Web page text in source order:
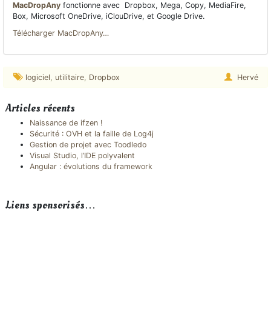
MacDropAny fonctionne avec Dropbox, Mega, Copy, MediaFire,
Box, Microsoft OneDrive, iClouDrive, et Google Drive.
Télécharger MacDropAny…
logiciel utilitaire, Dropbox Hervé
Articles récents
Naissance de ifzen !
Sécurité : OVH et la faille de Log4j
Gestion de projet avec Toodledo
Visual Studio, l’IDE polyvalent
Angular : évolutions du framework
Liens sponsorisés…